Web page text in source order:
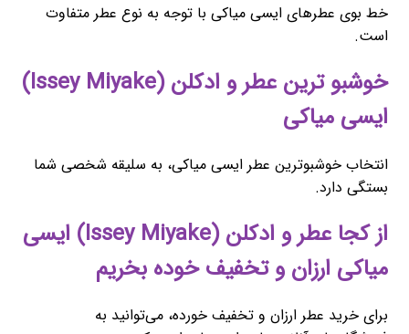
خط بوی عطرهای ایسی میاکی با توجه به نوع عطر متفاوت
است.
خوشبو ترین عطر و ادکلن (Issey Miyake)
ایسی میاکی
انتخاب خوشبوترین عطر ایسی میاکی، به سلیقه شخصی شما
بستگی دارد.
از کجا عطر و ادکلن (Issey Miyake) ایسی
میاکی ارزان و تخفیف خوده بخریم
برای خرید عطر ارزان و تخفیف خورده، می‌توانید به